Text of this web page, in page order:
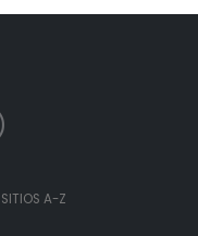
SITIOS A-Z